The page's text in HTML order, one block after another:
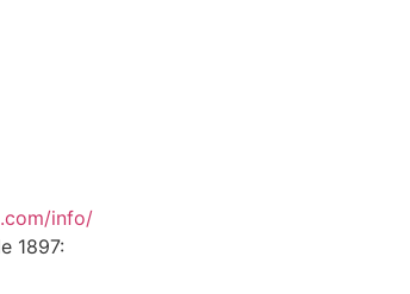
info/
1897: